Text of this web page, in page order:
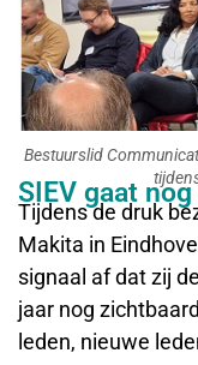
Bestuurslid
SIEV gaat
Tijdens de druk
Makita in
signaal af dat zij
jaar nog
leden, nieuwe